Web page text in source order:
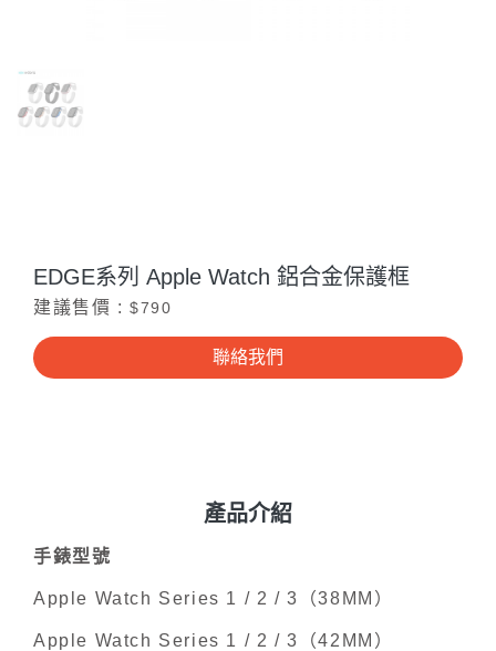
EDGE系列 Apple Watch 鋁合金保護框
建議售價 :$790
聯絡我們
產品介紹
手錶型號
Apple Watch Series 1 / 2 / 3（38MM）
Apple Watch Series 1 / 2 / 3（42MM）